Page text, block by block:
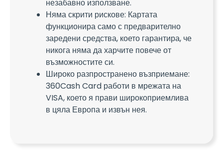
незабавно използване.
Няма скрити рискове: Картата
функционира само с предварително
заредени средства, което гарантира, че
никога няма да харчите повече от
възможностите си.
Широко разпространено възприемане:
360Cash Card работи в мрежата на
VISA, което я прави широкоприемлива
в цяла Европа и извън нея.